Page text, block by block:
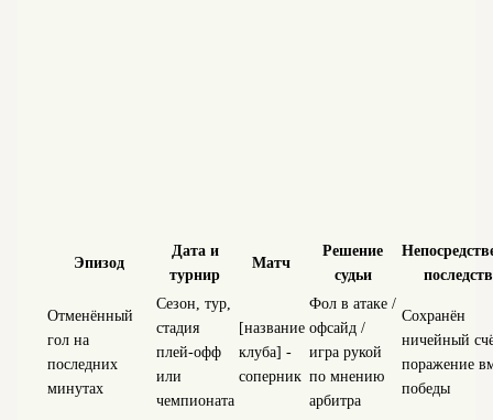
Эпизод
Дата и
турнир
Матч
Решение
судьи
Отменённый
гол на
последних
минутах
Сезон, тур,
стадия
плей‑офф
или
чемпионата
[название
клуба] -
соперник
Фол в атаке /
офсайд /
игра рукой
по мнению
арбитра
Сохранён
ничейный
поражение
победы